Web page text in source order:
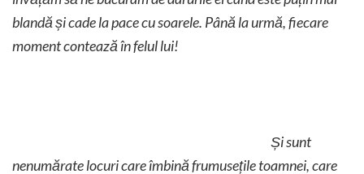
blandă și cade la pace cu soarele. Până la urmă, fiecare
moment contează în felul lui!
Și sunt
nenumărate locuri care îmbină frumusețile toamnei, care